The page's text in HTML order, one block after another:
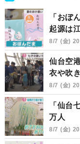
「おぼ
起源は
8/7 (金)
仙台空
衣や吹
8/7 (金)
「仙台
万人
8/7 (金)